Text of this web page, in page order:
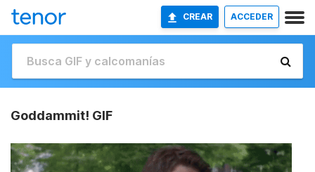
CREAR ACCEDER
Goddammit! GIF